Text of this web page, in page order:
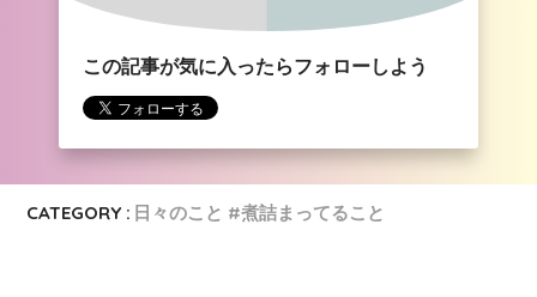
この記事が気に入ったらフォローしよう
CATEGORY : 日々のこと #煮詰まってること